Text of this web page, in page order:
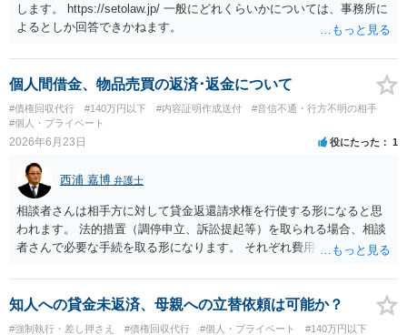
します。 https://setolaw.jp/ 一般にどれくらいかについては、事務所に
よるとしか回答できかねます。
個人間借金、物品売買の返済･返金について
#債権回収代行 #140万円以下 #内容証明作成送付
#音信不通・行方不明の相手
#個人・プライベート
2026年6月23日 役にたった 1
西浦 嘉博 弁護士
相談者さんは相手方に対して貸金返還請求権を行使する形になると思
われます。 法的措置（調停申立、訴訟提起等）を取られる場合、相談
者さんで必要な手続を取る形になります。 それぞれ費用や労力、時間
ば回収できないリスクがあることに留意ください。 一般民事となりま
すので、お住まいの地域の市役所での法律相談会の利用や、（資力要
知人への貸金未返済、母親への立替依頼は可能か？
#強制執行・差し押さえ #債権回収代行 #個人・プライベート #140万円以下